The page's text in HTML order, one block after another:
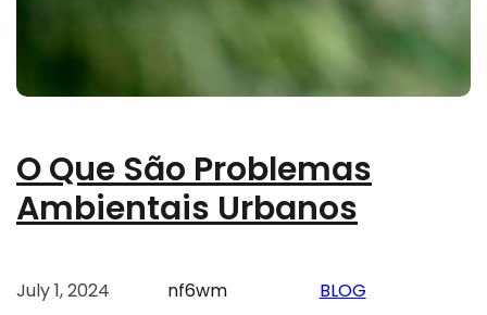
O Que São Problemas
Ambientais Urbanos
July 1, 2024 nf6wm BLOG